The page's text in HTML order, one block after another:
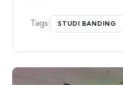
Tags: STUDI BANDING